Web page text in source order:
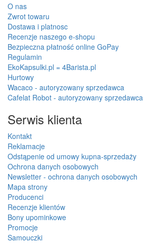
O nas
Zwrot towaru
Dostawa i platnosc
Recenzje naszego e-shopu
Bezpieczna płatność online GoPay
Regulamin
EkoKapsulki.pl = 4Barista.pl
Hurtowy
Wacaco - autoryzowany sprzedawca
Cafelat Robot - autoryzowany sprzedawca
Serwis klienta
Kontakt
Reklamacje
Odstąpenie od umowy kupna-sprzedaży
Ochrona danych osobowych
Newsletter - ochrona danych osobowych
Mapa strony
Producenci
Recenzje klientów
Bony upominkowe
Promocje
Samouczki